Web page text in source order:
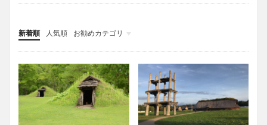
新着順 人気順
お勧めカテゴリ
投稿
学び
マンガ
電子書籍